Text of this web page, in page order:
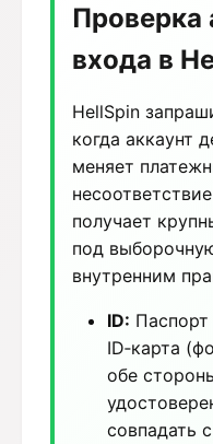
Проверка
входа в
HellSpin
когда аккаунт
меняет
получает
под
внутренним
ID:
ID‑карта
обе
совпадать